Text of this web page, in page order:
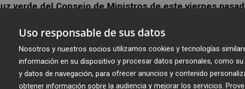
verde del Consejo de Ministros de este viernes
ya poseía el 49% se hace con la totalidad de la filial del
nacional.La operación, que se consumará en los
filial de Amper.
Uso responsable de sus datos
Nosotros y nuestros socios utilizamos cookies y tecnologías
información en su dispositivo y procesar datos personales, como
y datos de navegación, para ofrecer anuncios y contenido
obtener información sobre la audiencia y mejorar los servicios.